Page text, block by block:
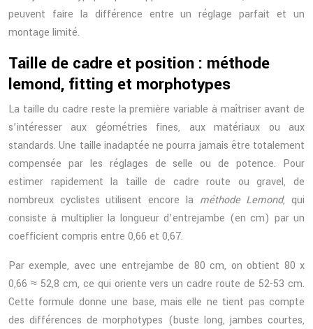
peuvent faire la différence entre un réglage parfait et un
montage limité.
Taille de cadre et position : méthode
lemond, fitting et morphotypes
La taille du cadre reste la première variable à maîtriser avant de
s’intéresser aux géométries fines, aux matériaux ou aux
standards. Une taille inadaptée ne pourra jamais être totalement
compensée par les réglages de selle ou de potence. Pour
estimer rapidement la taille de cadre route ou gravel, de
nombreux cyclistes utilisent encore la méthode Lemond, qui
consiste à multiplier la longueur d’entrejambe (en cm) par un
coefficient compris entre 0,66 et 0,67.
Par exemple, avec une entrejambe de 80 cm, on obtient 80 x
0,66 ≈ 52,8 cm, ce qui oriente vers un cadre route de 52-53 cm.
Cette formule donne une base, mais elle ne tient pas compte
des différences de morphotypes (buste long, jambes courtes,